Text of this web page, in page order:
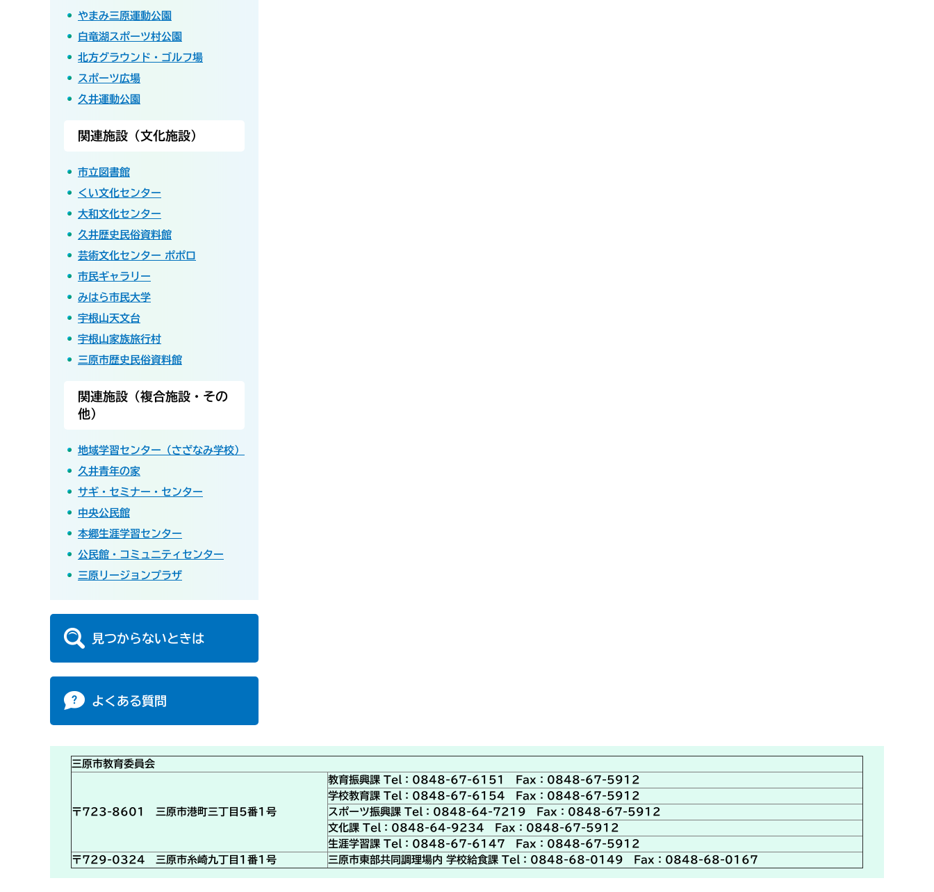
やまみ三原運動公園
白竜湖スポーツ村公園
北方グラウンド・ゴルフ場
スポーツ広場
久井運動公園
関連施設（文化施設）
市立図書館
くい文化センター
大和文化センター
久井歴史民俗資料館
芸術文化センター ポポロ
市民ギャラリー
みはら市民大学
宇根山天文台
宇根山家族旅行村
三原市歴史民俗資料館
関連施設（複合施設・その
他）
地域学習センター（さざなみ学校）
久井青年の家
サギ・セミナー・センター
中央公民館
本郷生涯学習センター
公民館・コミュニティセンター
三原リージョンプラザ
見つからないときは
よくある質問
三原市教育委員会
〒723-8601 三原市港町三丁目5番1号
教育振興課 Tel：0848-67-6151 Fax：0848-67-5912
学校教育課 Tel：0848-67-6154 Fax：0848-67-5912
スポーツ振興課 Tel：0848-64-7219 Fax：0848-67-5912
文化課 Tel：0848-64-9234 Fax：0848-67-5912
生涯学習課 Tel：0848-67-6147 Fax：0848-67-5912
〒729-0324 三原市糸崎九丁目1番1号
三原市東部共同調理場内 学校給食課 Tel：0848-68-0149 Fax：0848-68-0167